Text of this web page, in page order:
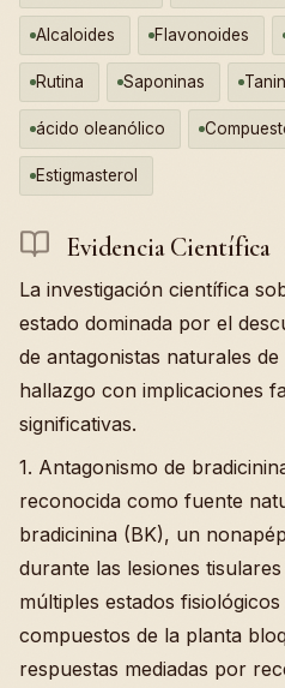
Alcaloides Flavonoides
Rutina Saponinas
ácido oleanólico
Estigmasterol
Evidencia Científica
La investigación científica
estado dominada por el
de antagonistas naturales
hallazgo con implicaciones
significativas.
1. Antagonismo de
reconocida como fuente
bradicinina (BK), un
durante las lesiones
múltiples estados
compuestos de la planta
respuestas mediadas por